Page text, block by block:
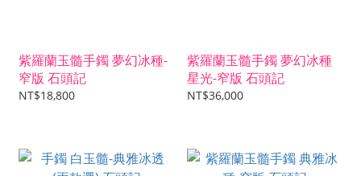
紫羅蘭玉髓手鐲 夢幻冰種-
窄版 石頭記
NT$18,800
紫羅蘭玉髓手鐲 夢幻冰種
星光-窄版 石頭記
NT$36,000